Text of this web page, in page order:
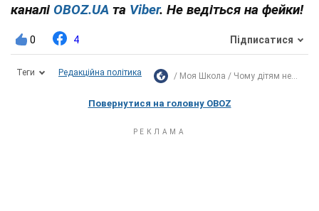
каналі OBOZ.UA та Viber. Не ведіться на фейки!
0 4 Підписатися
Теги Редакційна політика Моя Школа Чому дітям не...
Повернутися на головну OBOZ